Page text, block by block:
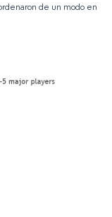
de un modo en